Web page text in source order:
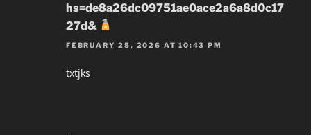
hs=de8a26dc09751ae0ace2a6a8d0c17
27d&
FEBRUARY 25, 2026 AT 10:43 PM
txtjks